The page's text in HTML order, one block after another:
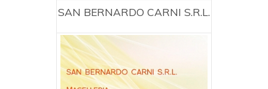
SAN BERNARDO CARNI S.R.L.